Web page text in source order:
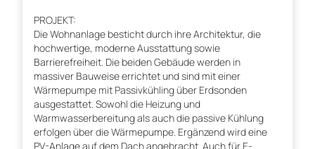
PROJEKT:
Die Wohnanlage besticht durch ihre Architektur, die
hochwertige, moderne Ausstattung sowie
Barrierefreiheit. Die beiden Gebäude werden in
massiver Bauweise errichtet und sind mit einer
Wärmepumpe mit Passivkühling über Erdsonden
ausgestattet. Sowohl die Heizung und
Warmwasserbereitung als auch die passive Kühlung
erfolgen über die Wärmepumpe. Ergänzend wird eine
PV-Anlage auf dem Dach angebracht. Auch für E-